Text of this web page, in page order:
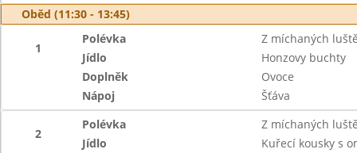
Oběd (11:30 - 13:45)
1
Polévka
Z míchaných
Jídlo
Honzovy buchty
Doplněk
Ovoce
Nápoj
Šťáva
2
Polévka
Z míchaných
Jídlo
Kuřecí kousky s